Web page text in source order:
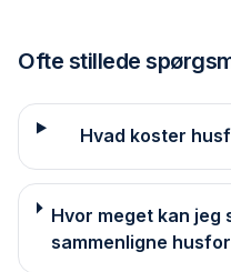
Ofte stillede
Hvad koster
Hvor meget kan jeg
sammenligne